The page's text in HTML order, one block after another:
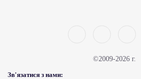
©2009-2026 г.
Зв'язатися з нами: